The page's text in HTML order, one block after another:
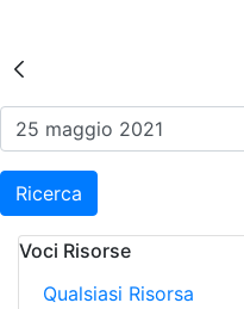
Risultati
Ricerca
Voci Risorse
Qualsiasi Risorsa